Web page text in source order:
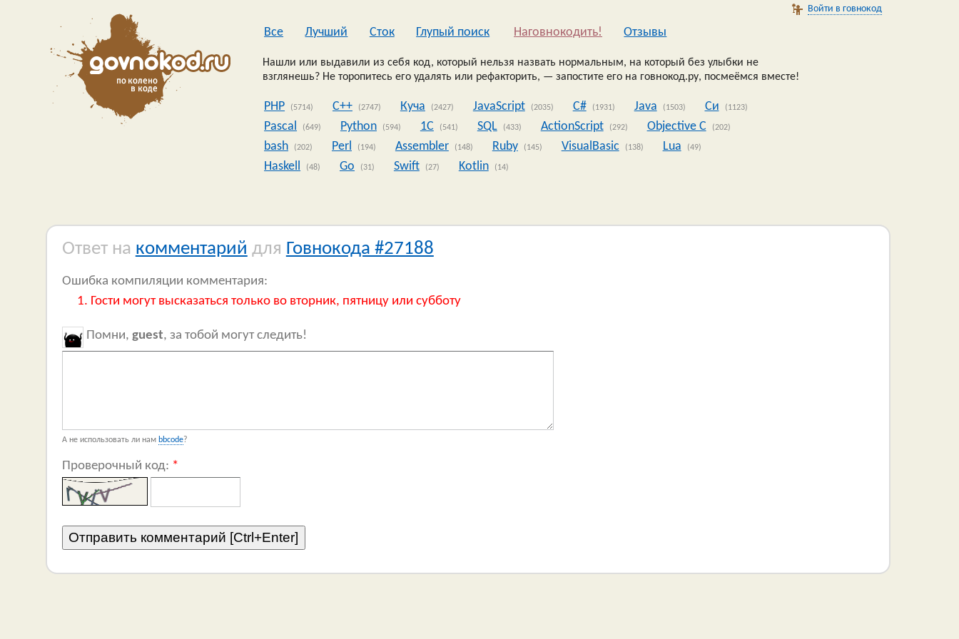
Войти в говнокод
Все Лучший Сток Глупый поиск Наговнокодить! Oтзывы
Нашли или выдавили из себя код, который нельзя назвать нормальным, на который без улыбки не
взглянешь? Не торопитесь его удалять или рефакторить, — запостите его на говнокод.ру, посмеёмся вместе!
PHP (5714) C++ (2747) Куча (2427) JavaScript (2035) C# (1931) Java (1503) Си (1123)
Pascal (649) Python (594) 1C (541) SQL (433) ActionScript (292) Objective C (202)
bash (202) Perl (194) Assembler (148) Ruby (145) VisualBasic (138) Lua (49)
Haskell (48) Go (31) Swift (27) Kotlin (14)
Ответ на комментарий для Говнокода #27188
Ошибка компиляции комментария:
Гости могут высказаться только во вторник, пятницу или субботу
Помни, guest, за тобой могут следить!
А не использовать ли нам bbcode?
Проверочный код: *